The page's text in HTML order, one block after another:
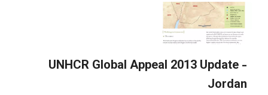
UNHCR Global Appeal 2013 Update -
Jordan